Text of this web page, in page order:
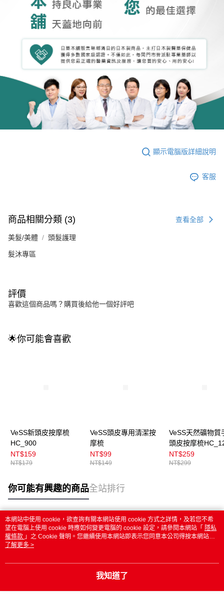
顯示電腦版詳細說明
客服
商品相關分類 (3) 查看全部
美髮/美體 頭髮護理
髮沐專區
評價
喜歡這個商品嗎？購買後給他一個好評吧
🌟你可能會喜歡
VeSS新頭皮按摩梳
HC_900
NT$159
NT$179
VeSS頭皮專用清潔按
摩梳
NT$99
NT$149
VeSS天然礦物質
頭皮按摩梳
NT$259
NT$299
你可能有興趣的商品全站排行
熱門標籤
本網站中使用 cookie，欲查詢有關本網站使用 cookie 方式之詳情，及若您不希
望在電腦上使用 cookie 時應如何變更電腦的 cookie 設定，請參閱本網站「 隱私
權條款 」之 Cookie 聲明。您繼續使用本網站即表示您同意本公司得按本網站使
用條款之 Cookie 聲明使用 cookie。
了解更多 >
我知道了